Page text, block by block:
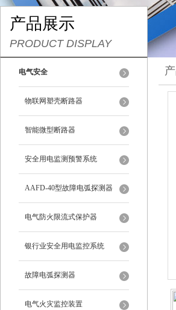
产品展示
PRODUCT DISPLAY
电气安全
物联网塑壳断路器
智能微型断路器
安全用电监测预警系统
AAFD-40型故障电弧探测器
电气防火限流式保护器
银行业安全用电监控系统
故障电弧探测器
电气火灾监控装置